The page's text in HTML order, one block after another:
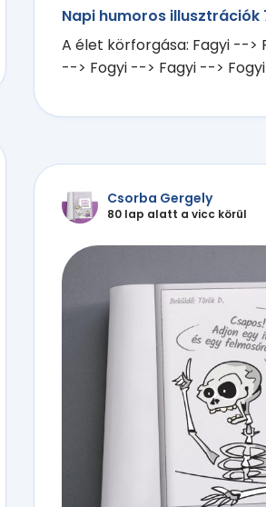
Napi humoros illusztrációk
A élet körforgása: Fagyi -->
--> Fogyi --> Fagyi -->
Csorba Gergely
80 lap alatt a vicc körül